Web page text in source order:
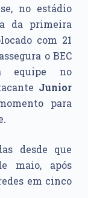
no estádio
da primeira
com 21
o BEC
equipe no
Junior
para
desde que
maio, após
em cinco